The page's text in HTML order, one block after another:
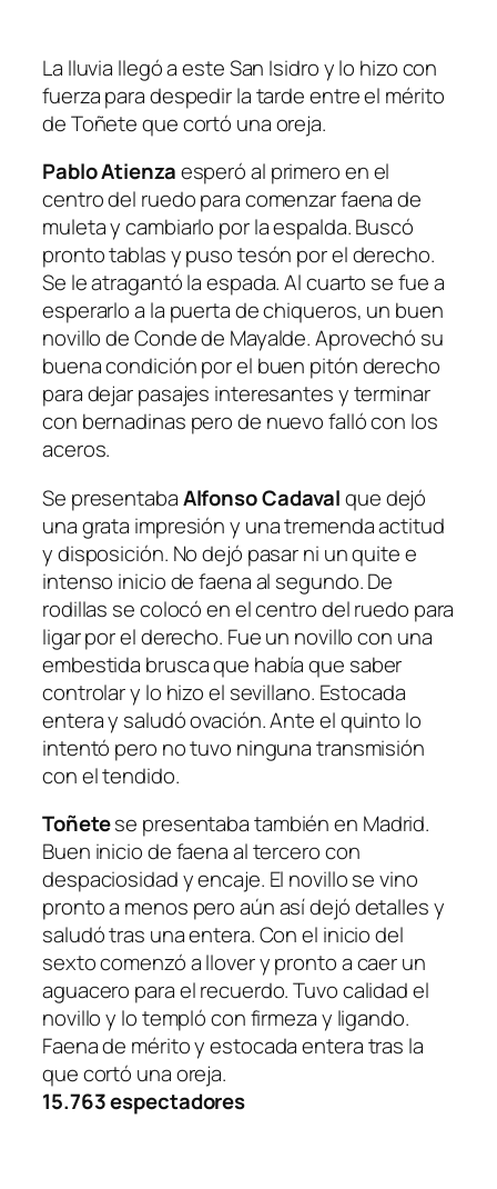
La lluvia llegó a este San Isidro y lo hizo con
fuerza para despedir la tarde entre el mérito
de Toñete que cortó una oreja.
Pablo Atienzaesperó al primero en el
centro del ruedo para comenzar faena de
muleta y cambiarlo por la espalda. Buscó
pronto tablas y puso tesón por el derecho.
Se le atragantó la espada. Al cuarto se fue a
esperarlo a la puerta de chiqueros, un buen
novillo de Conde de Mayalde. Aprovechó su
buena condición por el buen pitón derecho
para dejar pasajes interesantes y terminar
con bernadinas pero de nuevo falló con los
aceros.
Se presentabaAlfonso Cadavalque dejó
una grata impresión y una tremenda actitud
y disposición. No dejó pasar ni un quite e
intenso inicio de faena al segundo. De
rodillas se colocó en el centro del ruedo para
ligar por el derecho. Fue un novillo con una
embestida brusca que había que saber
controlar y lo hizo el sevillano. Estocada
entera y saludó ovación. Ante el quinto lo
intentó pero no tuvo ninguna transmisión
con el tendido.
Toñetese presentaba también en Madrid.
Buen inicio de faena al tercero con
despaciosidad y encaje. El novillo se vino
pronto a menos pero aún así dejó detalles y
saludó tras una entera. Con el inicio del
sexto comenzó a llover y pronto a caer un
aguacero para el recuerdo. Tuvo calidad el
novillo y lo templó con firmeza y ligando.
Faena de mérito y estocada entera tras la
que cortó una oreja.
15.763 espectadores